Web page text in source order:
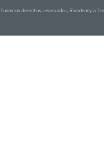
Todos los derechos reservados, Rivadeneyra